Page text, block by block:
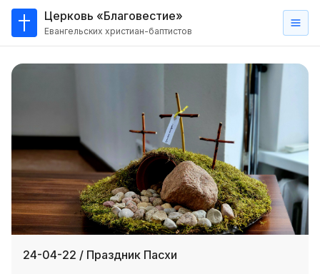
Церковь «Благовестие»
Евангельских христиан-баптистов
Мы на карте
Проповеди
Пасторское наставление
Проповеди
Серии проповедей
24-04-22 / Праздник Пасхи